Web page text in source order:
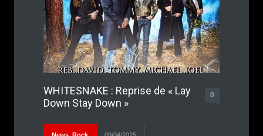
WHITESNAKE : Reprise de « Lay
Down Stay Down »
0